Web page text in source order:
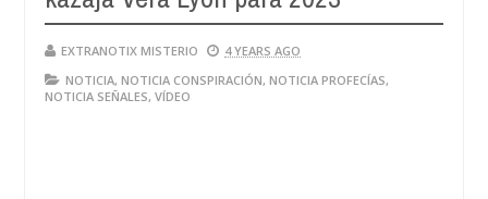
EXTRANOTIX MISTERIO
4 YEARS AGO
NOTICIA, NOTICIA CONSPIRACIÓN, NOTICIA PROFECÍAS,
NOTICIA SEÑALES, VÍDEO